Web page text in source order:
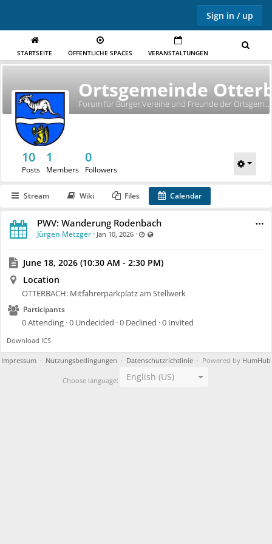
Sign in / up
STARTSEITE ÖFFENTLICHE SPACES VERANSTALTUNGEN
Ortsgemeinde
Forum für Bürger,Vereine und Freunde der Ortsgemeinde Otterbach (Pfalz)
10
Posts
1
Members
0
Followers
Stream Wiki Files Calendar
PWV: Wanderung Rodenbach
Jürgen Metzger· Jan 10, 2026 · Last updated Jan 10, 2026 - 11:23 AM
Visible also to unregistered users
June 18, 2026 (10:30 AM - 2:30 PM)
Location
OTTERBACH: Mitfahrerparkplatz am Stellwerk
Participants
0 Attending · 0 Undecided · 0 Declined · 0 Invited
Download ICS
Impressum · Nutzungsbedingungen · Datenschutzrichtlinie · Powered by HumHub
Choose language: English (US)